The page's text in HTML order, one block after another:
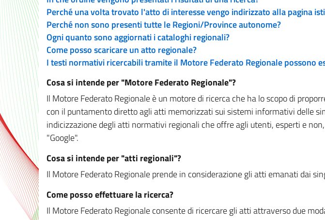
Perché una volta trovato l'atto di interesse vengo indirizzato alla pagina
Perché non sono presenti tutte le Regioni/Province autonome?
Ogni quanto sono aggiornati i cataloghi regionali?
Come posso scaricare un atto regionale?
I testi normativi ricercabili tramite il Motore Federato Regionale possono
Cosa si intende per "Motore Federato Regionale"?
Il Motore Federato Regionale è un motore di ricerca che ha lo scopo di
con il puntamento diretto agli atti memorizzati sui sistemi informativi delle
indicizzazione degli atti normativi regionali che offre agli utenti, esperti e
"Google".
Cosa si intende per "atti regionali"?
Il Motore Federato Regionale prende in considerazione gli atti emanati dai
Come posso effettuare la ricerca?
Il Motore Federato Regionale consente di ricercare gli atti attraverso due